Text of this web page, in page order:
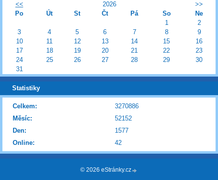
<<
2026
>>
Po
Út St Čt Pá So
Ne
1
2
3
4 5 6 7 8
9
10
11 12 13 14 15
16
17
18 19 20 21 22
23
24
25 26 27 28 29
30
31
Statistiky
Online: 42
Celkem:
3270886
Měsíc:
52152
Den:
1577
© 2026 eStránky.cz